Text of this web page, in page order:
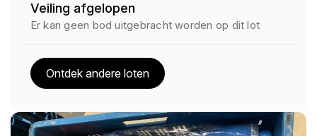
Veiling afgelopen
Er kan geen bod uitgebracht worden op dit lot
Ontdek andere loten